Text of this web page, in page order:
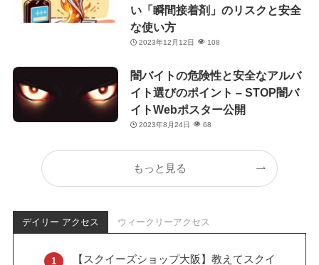
い「瞬間接着剤」のリスクと安全
な使い方
2023年12月12日 108
闇バイトの危険性と安全なアルバ
イト選びのポイント – STOP闇バ
イトWebポスター公開
2023年8月24日 68
もっと見る
デイリー アクセス ウィークリーアクセス
【スクイーズショップ大阪】教えてスクイ